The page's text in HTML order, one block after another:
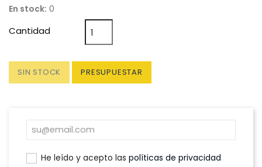
En stock: 0
Cantidad
SIN STOCK PRESUPUESTAR
He leído y acepto las políticas de privacidad